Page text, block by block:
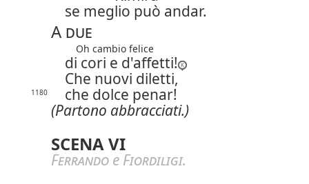
se meglio può andar.
A due
Oh cambio felice
di cori e d'affetti!
Che nuovi diletti,
1180
che dolce penar!
(Partono abbracciati.)
SCENA VI
Ferrando e Fiordiligi.